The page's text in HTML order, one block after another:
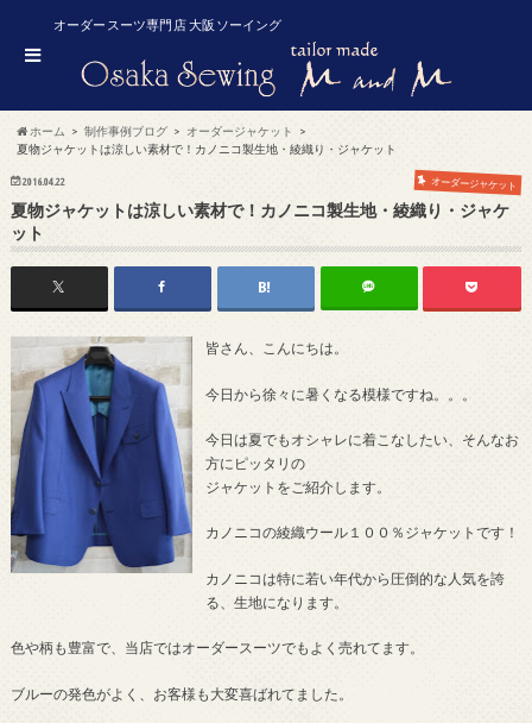
オーダースーツ専門店 大阪ソーイング
ホーム 制作事例ブログ
オーダージャケット
夏物ジャケットは涼しい素材で！カノニコ製生地・綾織り・ジャケット
2016.04.22 オーダージャケット
夏物ジャケットは涼しい素材で！カノニコ製生地・綾織り・ジャケ
ット
皆さん、こんにちは。
今日から徐々に暑くなる模様ですね。。。
今日は夏でもオシャレに着こなしたい、そんなお
方にピッタリの
ジャケットをご紹介します。
カノニコの綾織ウール１００％ジャケットです！
カノニコは特に若い年代から圧倒的な人気を誇
る、生地になります。
色や柄も豊富で、当店ではオーダースーツでもよく売れてます。
ブルーの発色がよく、お客様も大変喜ばれてました。